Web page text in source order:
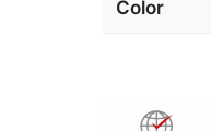
Color